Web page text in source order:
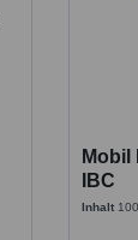
Mobil
IBC
Inhalt